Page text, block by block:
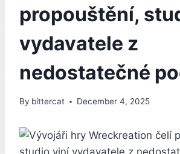
propouštění,
vydavatele z
nedostatečné
By bittercat December 4, 2025